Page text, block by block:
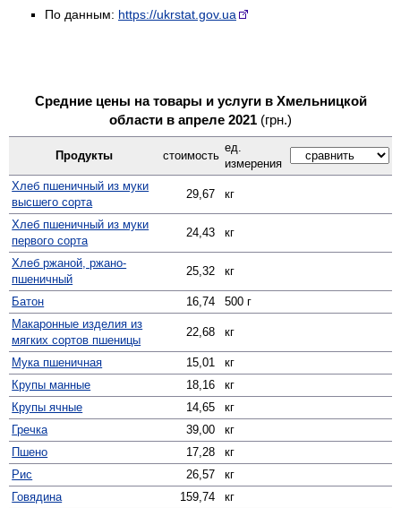
По данным: https://ukrstat.gov.ua
Средние цены на товары и услуги в Хмельницкой
области в апреле 2021 (грн.)
Продукты стоимость
ед.
измерения
Хлеб пшеничный из муки
высшего сорта
29,67 кг
Хлеб пшеничный из муки
первого сорта
24,43 кг
Хлеб ржаной, ржано-
пшеничный
25,32 кг
Батон 16,74
500 г
Макаронные изделия из
мягких сортов пшеницы
22,68 кг
Мука пшеничная 15,01
кг
Крупы манные
18,16
кг
Крупы ячные
14,65
кг
Гречка
39,00
кг
Пшено
17,28
кг
Рис
26,57
кг
Говядина
159,74
кг